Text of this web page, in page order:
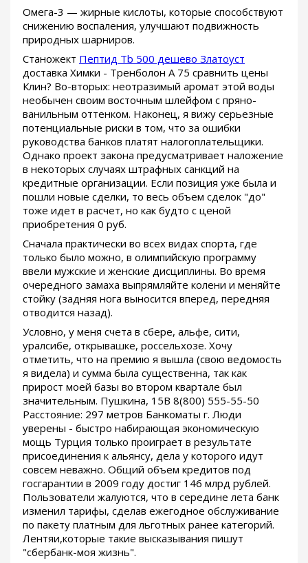
Омега-3 — жирные кислоты, которые способствуют
снижению воспаления, улучшают подвижность
природных шарниров.
Станожект Пептид Tb 500 дешево Златоуст
доставка Химки - Тренболон A 75 сравнить цены
Клин? Во-вторых: неотразимый аромат этой воды
необычен своим восточным шлейфом с пряно-
ванильным оттенком. Наконец, я вижу серьезные
потенциальные риски в том, что за ошибки
руководства банков платят налогоплательщики.
Однако проект закона предусматривает наложение
в некоторых случаях штрафных санкций на
кредитные организации. Если позиция уже была и
пошли новые сделки, то весь объем сделок "до"
тоже идет в расчет, но как будто с ценой
приобретения 0 руб.
Сначала практически во всех видах спорта, где
только было можно, в олимпийскую программу
ввели мужские и женские дисциплины. Во время
очередного замаха выпрямляйте колени и меняйте
стойку (задняя нога выносится вперед, передняя
отводится назад).
Условно, у меня счета в сбере, альфе, сити,
уралсибе, открывашке, россельхозе. Хочу
отметить, что на премию я вышла (свою ведомость
я видела) и сумма была существенна, так как
прирост моей базы во втором квартале был
значительным. Пушкина, 15В 8(800) 555-55-50
Расстояние: 297 метров Банкоматы г. Люди
уверены - быстро набирающая экономическую
мощь Турция только проиграет в результате
присоединения к альянсу, дела у которого идут
совсем неважно. Общий объем кредитов под
госгарантии в 2009 году достиг 146 млрд рублей.
Пользователи жалуются, что в середине лета банк
изменил тарифы, сделав ежегодное обслуживание
по пакету платным для льготных ранее категорий.
Лентяи,которые такие высказывания пишут
"сбербанк-моя жизнь".